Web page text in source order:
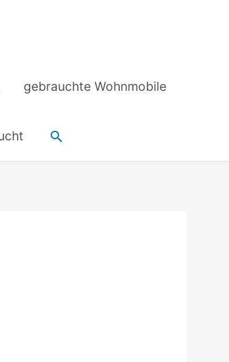
gebrauchte Wohnmobile
Suchen